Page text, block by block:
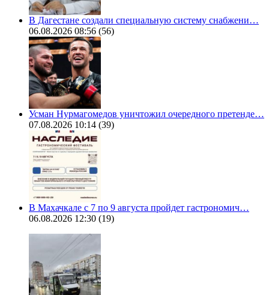
В Дагестане создали специальную систему снабжени…
06.08.2026 08:56 (56)
Усман Нурмагомедов уничтожил очередного претенде…
07.08.2026 10:14 (39)
В Махачкале с 7 по 9 августа пройдет гастрономич…
06.08.2026 12:30 (19)